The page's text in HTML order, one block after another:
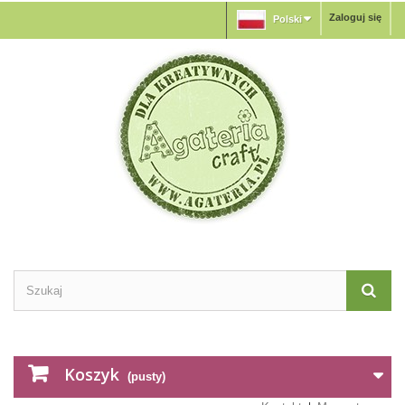
Zaloguj się
Polski
Koszyk (pusty)